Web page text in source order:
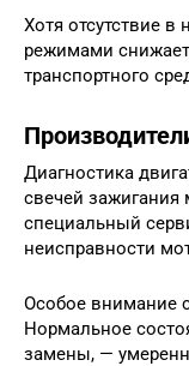
Хотя отсутствие
режимами
транспортного
Диагностика
свечей
специальный
неисправности
Особое внимание
Нормальное
замены, —